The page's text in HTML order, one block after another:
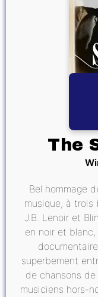
The
Bel hommage
musique, à trois
J.B. Lenoir et
en noir et
superbement
de chansons
musiciens hors-